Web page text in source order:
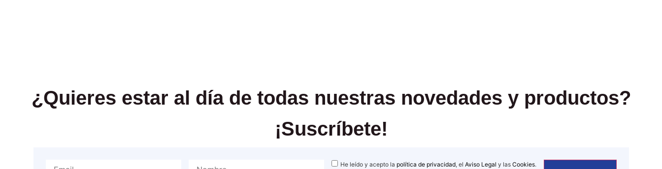
¿Quieres estar al día de todas nuestras novedades y productos?
¡Suscríbete!
He leído y acepto la política de privacidad, el Aviso Legal y las Cookies.